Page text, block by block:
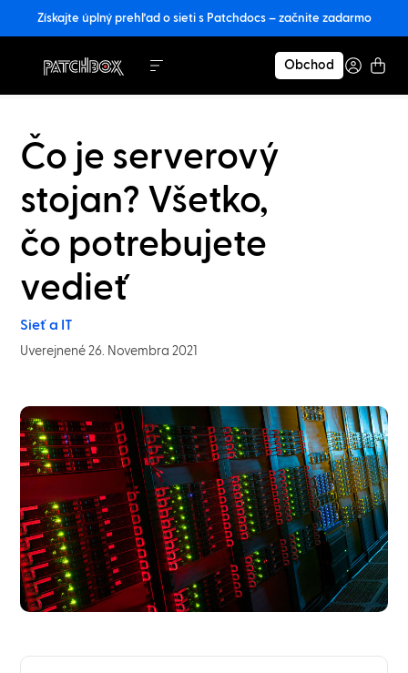
Získajte úplný prehľad o sieti s Patchdocs – začnite zadarmo
Obchod
Čo je serverový
stojan? Všetko,
čo potrebujete
vedieť
Sieť a IT
Uverejnené 26. Novembra 2021